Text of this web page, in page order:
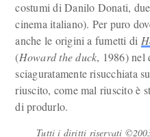
costumi di Danilo Donati,
cinema italiano). Per puro
anche le origini a fumetti di
(Howard the duck, 1986) nel
sciaguratamente risucchiata
riuscito, come mal riuscito è
di produrlo.
Tutti i diritti riservati ©2003